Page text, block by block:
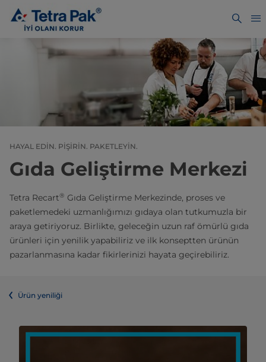
HAYAL EDİN. PİŞİRİN. PAKETLEYİN.
Gıda Geliştirme Merkezi
Tetra Recart® Gıda Geliştirme Merkezinde, proses ve
paketlemedeki uzmanlığımızı gıdaya olan tutkumuzla bir
araya getiriyoruz. Birlikte, geleceğin uzun raf ömürlü gıda
ürünleri için yenilik yapabiliriz ve ilk konseptten ürünün
pazarlanmasına kadar fikirlerinizi hayata geçirebiliriz.
Ürün yeniliği